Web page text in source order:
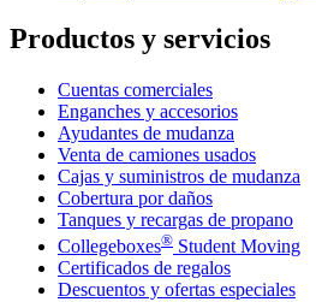
Productos y servicios
Cuentas comerciales
Enganches y accesorios
Ayudantes de mudanza
Venta de camiones usados
Cajas y suministros de mudanza
Cobertura por daños
Tanques y recargas de propano
Collegeboxes® Student Moving
Certificados de regalos
Descuentos y ofertas especiales